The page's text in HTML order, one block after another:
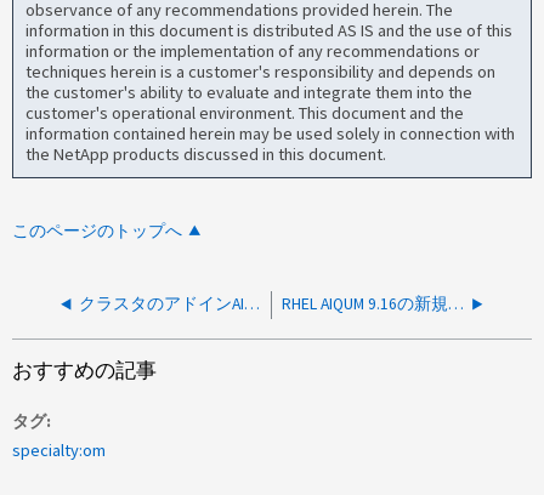
observance of any recommendations provided herein. The
information in this document is distributed AS IS and the use of this
information or the implementation of any recommendations or
techniques herein is a customer's responsibility and depends on
the customer's ability to evaluate and integrate them into the
customer's operational environment. This document and the
information contained herein may be used solely in connection with
the NetApp products discussed in this document.
このページのトップへ
クラスタのアドインAIQUMの処理状態が「実行中」で停止します RHEL AIQUM 9.16の新規インストールでkeystore was tampered errorでクラスタ追加が失敗する
おすすめの記事
タグ
specialty:om